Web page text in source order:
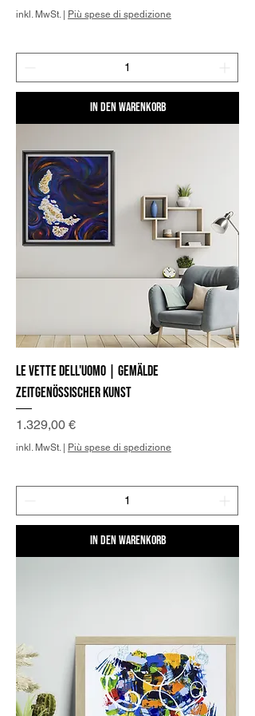
inkl. MwSt.| Più spese di spedizione
In den Warenkorb
Le vette dell'Uomo | Gemälde
zeitgenössischer Kunst
Preis
1.329,00 €
inkl. MwSt.| Più spese di spedizione
In den Warenkorb